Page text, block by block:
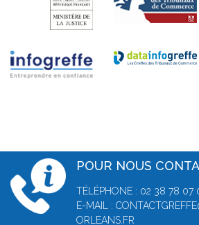
POUR NOUS
TÉLÉPHONE : 02 38 78 07
E-MAIL :
ORLEANS.FR